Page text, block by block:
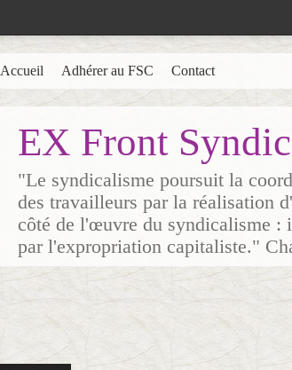
EX Front
"Le syndicalisme poursuit la
des travailleurs par la réalisation
côté de l'œuvre du syndicalisme :
par l'expropriation capitaliste."
Accueil Adhérer au FSC Contact